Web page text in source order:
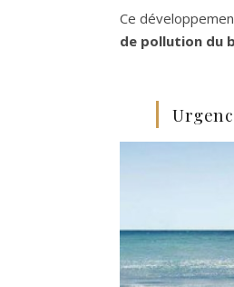
Ce
de pollution du